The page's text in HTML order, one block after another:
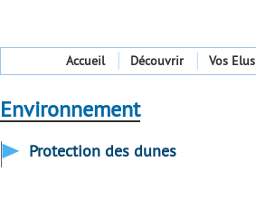
Accueil Découvrir Vos Elus
Environnement
Protection des dunes